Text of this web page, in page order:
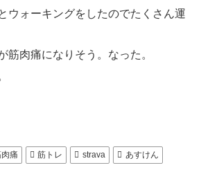
ウォーキングをしたのでたくさん運
筋肉痛になりそう。なった。
痛 筋トレ strava あすけん